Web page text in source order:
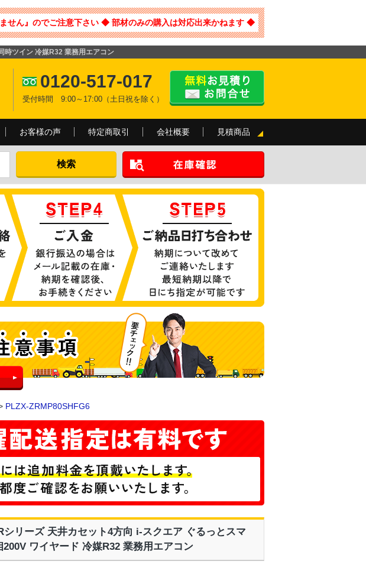
せん』のでご注意下さい ◆ 部材のみの購入は対応出来かねます ◆
時ツイン 冷媒R32 業務用エアコン
0120-517-017
受付時間 9:00～17:00（土日祝を除く）
お客様の声 特定商取引 会社概要 見積商品
PLZX-ZRMP80SHFG6
リーズ 天井カセット4方向 i-スクエア ぐるっとスマ
ワイヤード 冷媒R32 業務用エアコン